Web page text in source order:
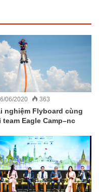
06/2020 363
nghiệm Flyboard cùng
team Eagle Camp–nc